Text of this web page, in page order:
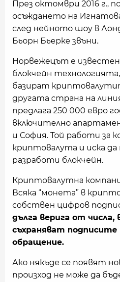
През октомври 2016 г.,
осъждането на
след нейното шоу в
Бьорн Бьерке звъни.
Норвежецът е
блокчейн
базират
другата страна на
предлага 250 000 евро
включително
и София. Той работи за
криптовалута и иска да
разработи блокчейн.
Криптовалутна
Всяка “монета” в
собствен цифров
дълга верига от числа,
съхраняват
обращение.
Ако някъде се появят
произход не може да